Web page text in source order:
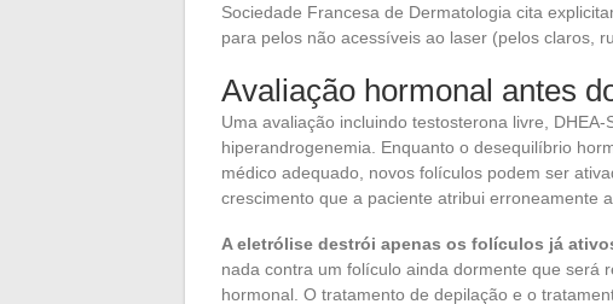
Sociedade Francesa de Dermatologia cita
para pelos não acessíveis ao laser (pelos claros,
Avaliação hormonal antes
Uma avaliação incluindo testosterona livre,
hiperandrogenemia. Enquanto o desequilíbrio
médico adequado, novos folículos podem ser
crescimento que a paciente atribui erroneamente
A eletrólise destrói apenas os folículos já
nada contra um folículo ainda dormente que será
hormonal. O tratamento de depilação e o